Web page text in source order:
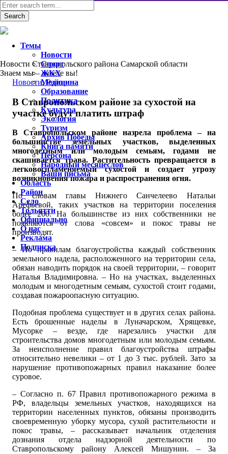
Новости Ставропольского района Самарской области
Знаем мы – знаете вы!
Новости,Район
В Ставропольском районе за сухостой на
участке будут платить штраф
В Ставропольском районе назрела проблема – на
большинстве земельных участков, выделенных
многодетным или молодым семьям, годами не
скашивается трава. Растительность превращается в
легковоспламеняемый сухостой и создает угрозу
возникновения пожара и распространения огня.
По словам главы Нижнего Санчелеево Натальи
Арефьевой, таких участков на территории поселения
более 200. На большинстве из них собственники не
появляются от слова «совсем» и покос травы не
производят.
– По правилам благоустройства каждый собственник
земельного надела, расположенного на территории села,
обязан наводить порядок на своей территории, – говорит
Наталья Владимировна. – Но на участках, выделенных
молодым и многодетным семьям, сухостой стоит годами,
создавая пожароопасную ситуацию.
Подобная проблема существует и в других селах района.
Есть брошенные наделы в Луначарском, Хрящевке,
Мусорке – везде, где нарезались участки для
строительства домов многодетным или молодым семьям.
За неисполнение правил благоустройства штрафы
относительно невелики – от 1 до 3 тыс. рублей. Зато за
нарушение противопожарных правил наказание более
суровое.
– Согласно п. 67 Правил противопожарного режима в
РФ, владельцы земельных участков, находящихся на
территории населенных пунктов, обязаны производить
своевременную уборку мусора, сухой растительности и
покос травы, – рассказывает начальник отделения
дознания отдела надзорной деятельности по
Ставропольскому району Алексей Мишунин. – За
Темы
Новости
Спорт
ЖКХ
Медицина
Образование
Политика
Культура
Экология
Туризм
Архив Победы
Книга памяти
Персона
Народный месяцеслов
Ваши письма
Область
Район
Село
Тольятти
Официально
О нас
Реклама
Подписка